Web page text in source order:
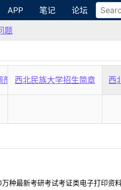
APP 笔记 论坛
题
西北民族大学招生简章 西
种最新考研考试考证类电子打印